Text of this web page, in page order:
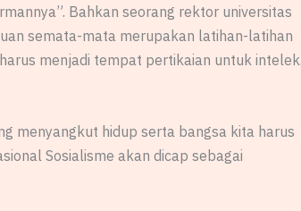
Bahkan seorang rektor universitas
semata-mata merupakan latihan-latihan
menjadi tempat pertikaian untuk intelek.
menyangkut hidup serta bangsa kita harus
Sosialisme akan dicap sebagai